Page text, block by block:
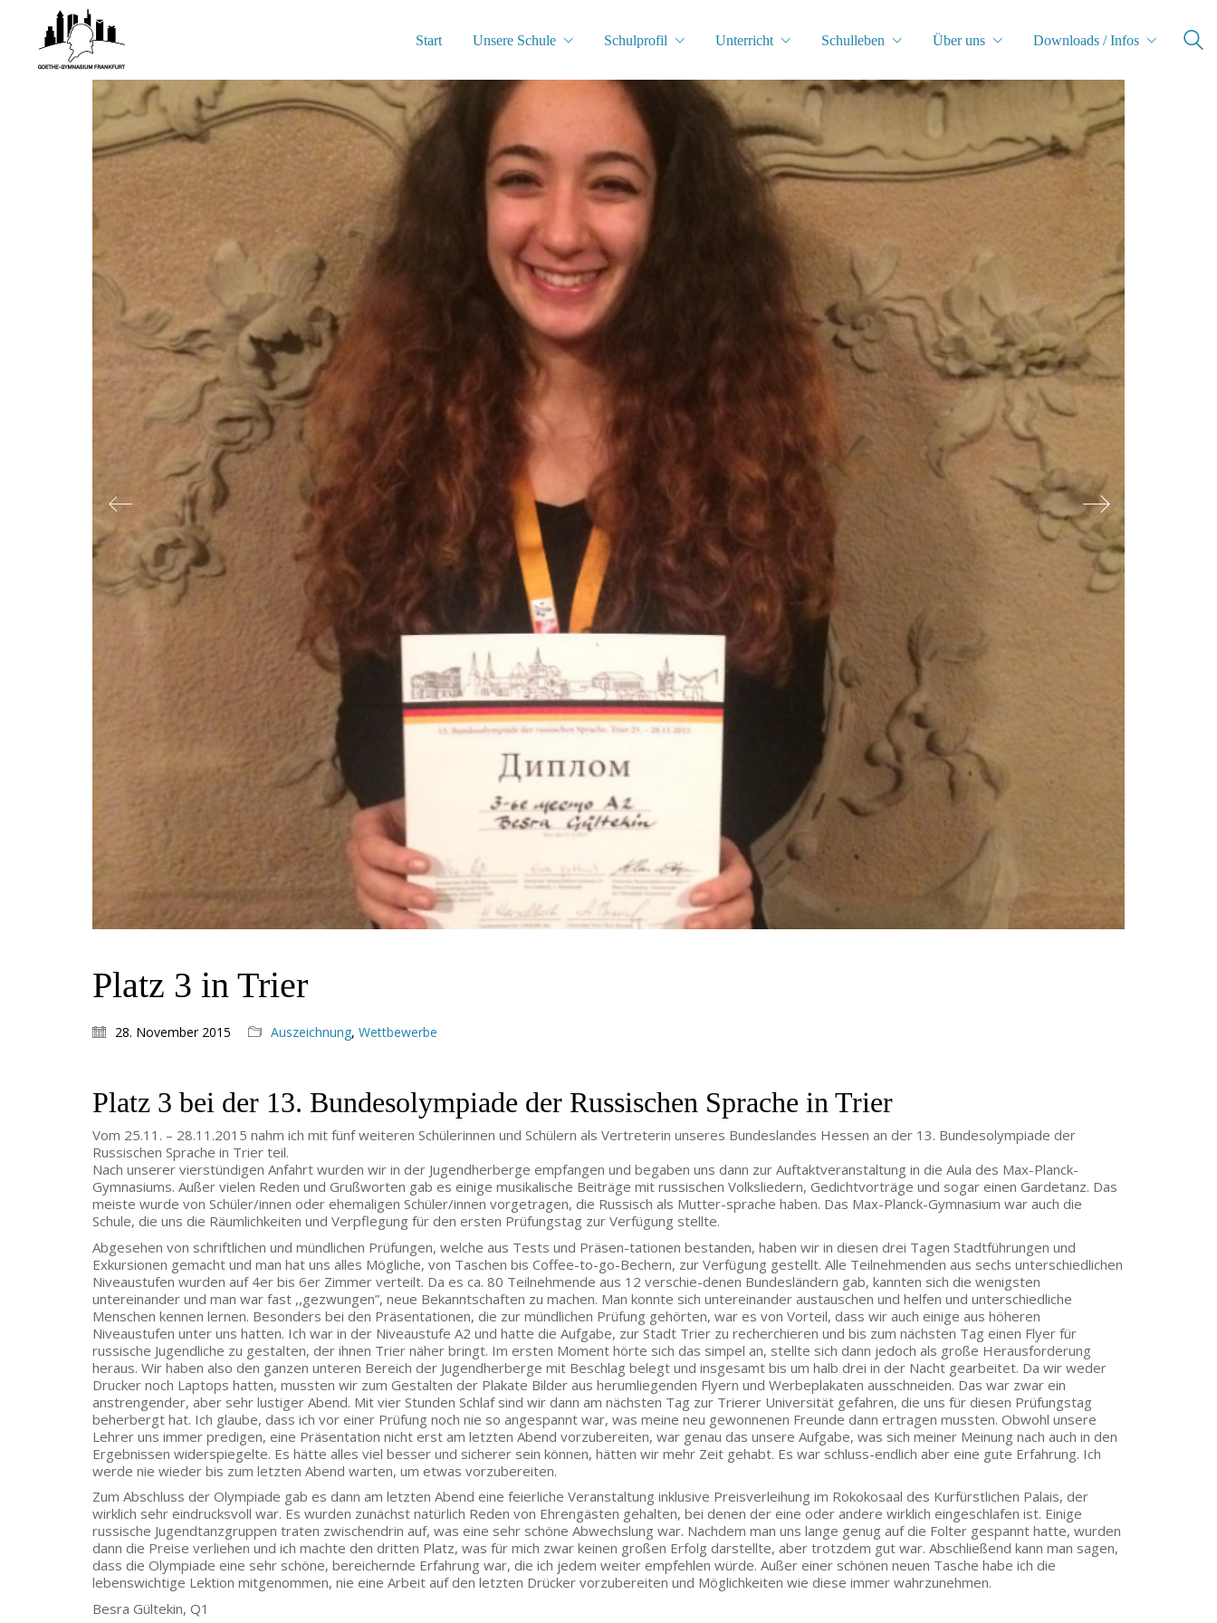
Start Unsere Schule Schulprofil Unterricht Schulleben Über uns Downloads / Infos
Platz 3 in Trier
28. November 2015 Auszeichnung, Wettbewerbe
Platz 3 bei der 13. Bundesolympiade der Russischen Sprache in Trier
Vom 25.11. – 28.11.2015 nahm ich mit fünf weiteren Schülerinnen und Schülern als Vertreterin unseres Bundeslandes Hessen an der 13. Bundesolympiade der
Russischen Sprache in Trier teil.
Nach unserer vierstündigen Anfahrt wurden wir in der Jugendherberge empfangen und begaben uns dann zur Auftaktveranstaltung in die Aula des Max-Planck-
Gymnasiums. Außer vielen Reden und Grußworten gab es einige musikalische Beiträge mit russischen Volksliedern, Gedichtvorträge und sogar einen Gardetanz. Das
meiste wurde von Schüler/innen oder ehemaligen Schüler/innen vorgetragen, die Russisch als Mutter-sprache haben. Das Max-Planck-Gymnasium war auch die
Schule, die uns die Räumlichkeiten und Verpflegung für den ersten Prüfungstag zur Verfügung stellte.
Abgesehen von schriftlichen und mündlichen Prüfungen, welche aus Tests und Präsen-tationen bestanden, haben wir in diesen drei Tagen Stadtführungen und
Exkursionen gemacht und man hat uns alles Mögliche, von Taschen bis Coffee-to-go-Bechern, zur Verfügung gestellt. Alle Teilnehmenden aus sechs unterschiedlichen
Niveaustufen wurden auf 4er bis 6er Zimmer verteilt. Da es ca. 80 Teilnehmende aus 12 verschie-denen Bundesländern gab, kannten sich die wenigsten
untereinander und man war fast ,,gezwungen”, neue Bekanntschaften zu machen. Man konnte sich untereinander austauschen und helfen und unterschiedliche
Menschen kennen lernen. Besonders bei den Präsentationen, die zur mündlichen Prüfung gehörten, war es von Vorteil, dass wir auch einige aus höheren
Niveaustufen unter uns hatten. Ich war in der Niveaustufe A2 und hatte die Aufgabe, zur Stadt Trier zu recherchieren und bis zum nächsten Tag einen Flyer für
russische Jugendliche zu gestalten, der ihnen Trier näher bringt. Im ersten Moment hörte sich das simpel an, stellte sich dann jedoch als große Herausforderung
heraus. Wir haben also den ganzen unteren Bereich der Jugendherberge mit Beschlag belegt und insgesamt bis um halb drei in der Nacht gearbeitet. Da wir weder
Drucker noch Laptops hatten, mussten wir zum Gestalten der Plakate Bilder aus herumliegenden Flyern und Werbeplakaten ausschneiden. Das war zwar ein
anstrengender, aber sehr lustiger Abend. Mit vier Stunden Schlaf sind wir dann am nächsten Tag zur Trierer Universität gefahren, die uns für diesen Prüfungstag
beherbergt hat. Ich glaube, dass ich vor einer Prüfung noch nie so angespannt war, was meine neu gewonnenen Freunde dann ertragen mussten. Obwohl unsere
Lehrer uns immer predigen, eine Präsentation nicht erst am letzten Abend vorzubereiten, war genau das unsere Aufgabe, was sich meiner Meinung nach auch in den
Ergebnissen widerspiegelte. Es hätte alles viel besser und sicherer sein können, hätten wir mehr Zeit gehabt. Es war schluss-endlich aber eine gute Erfahrung. Ich
werde nie wieder bis zum letzten Abend warten, um etwas vorzubereiten.
Zum Abschluss der Olympiade gab es dann am letzten Abend eine feierliche Veranstaltung inklusive Preisverleihung im Rokokosaal des Kurfürstlichen Palais, der
wirklich sehr eindrucksvoll war. Es wurden zunächst natürlich Reden von Ehrengästen gehalten, bei denen der eine oder andere wirklich eingeschlafen ist. Einige
russische Jugendtanzgruppen traten zwischendrin auf, was eine sehr schöne Abwechslung war. Nachdem man uns lange genug auf die Folter gespannt hatte, wurden
dann die Preise verliehen und ich machte den dritten Platz, was für mich zwar keinen großen Erfolg darstellte, aber trotzdem gut war. Abschließend kann man sagen,
dass die Olympiade eine sehr schöne, bereichernde Erfahrung war, die ich jedem weiter empfehlen würde. Außer einer schönen neuen Tasche habe ich die
lebenswichtige Lektion mitgenommen, nie eine Arbeit auf den letzten Drücker vorzubereiten und Möglichkeiten wie diese immer wahrzunehmen.
Besra Gültekin, Q1